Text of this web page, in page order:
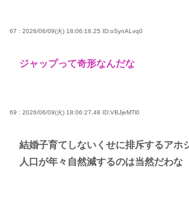
67 : 2026/06/09(火) 18:06:16.25 ID:oSynALvq0
ジャップって奇形なんだな
69 : 2026/06/09(火) 18:06:27.48 ID:VBJjeMTl0
結婚子育てしないくせに排斥するアホ
人口が年々自然減するのは当然だわな